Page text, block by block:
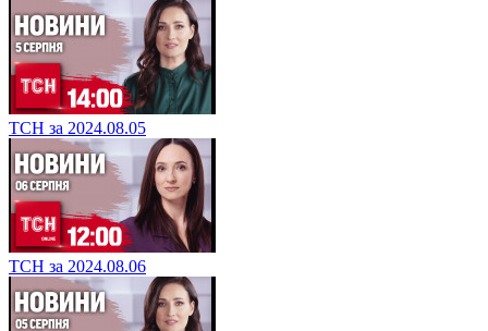
ТСН за 2024.08.05
ТСН за 2024.08.06